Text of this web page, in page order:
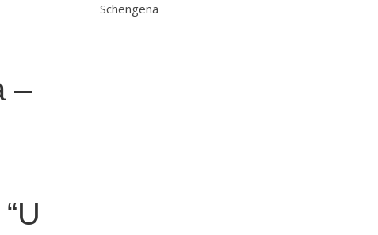
–
Schengena